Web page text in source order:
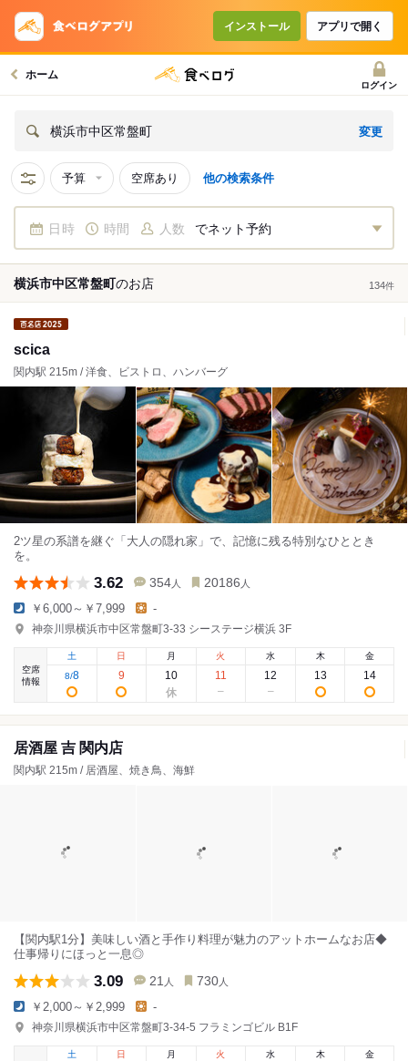
インストール アプリで開く
ホーム
ログイン
横浜市中区常盤町 変更
予算 空席あり 他の検索条件
日時 時間 人数 でネット予約
横浜市中区常盤町のお店 134件
scica
関内駅 215m / 洋食、ビストロ、ハンバーグ
2ツ星の系譜を継ぐ「大人の隠れ家」で、記憶に残る特別なひととき
を。
3.62 354 人 20186 人
￥6,000～￥7,999 -
神奈川県横浜市中区常盤町3-33 シーステージ横浜 3F
空席
情報
土
8/8
日
9
月
10
火
11
水
12
木
13
金
14
居酒屋 吉 関内店
関内駅 215m / 居酒屋、焼き鳥、海鮮
【関内駅1分】美味しい酒と手作り料理が魅力のアットホームなお店◆
仕事帰りにほっと一息◎
3.09 21 人 730 人
￥2,000～￥2,999 -
神奈川県横浜市中区常盤町3-34-5 フラミンゴビル B1F
土
日 月 火 水 木 金